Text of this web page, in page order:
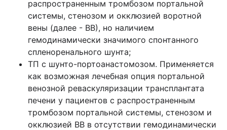
распространенным тромбозом портальной
системы, стенозом и окклюзией воротной
вены (далее - ВВ), но наличием
гемодинамически значимого спонтанного
спленоренального шунта;
ТП с шунто-портоанастомозом. Применяется
как возможная лечебная опция портальной
венозной реваскуляризации трансплантата
печени у пациентов с распространенным
тромбозом портальной системы, стенозом и
окклюзией ВВ в отсутствии гемодинамически